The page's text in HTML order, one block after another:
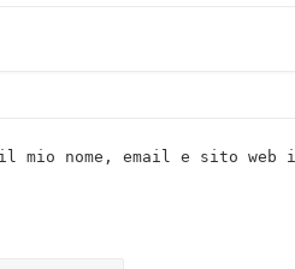
mio nome, email e sito web